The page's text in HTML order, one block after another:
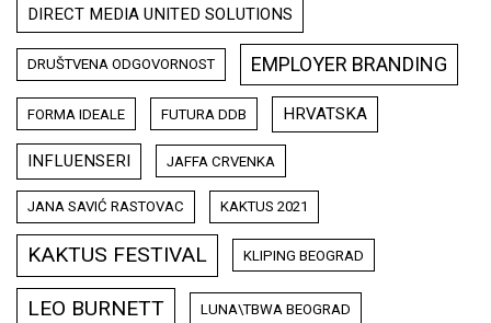
DIRECT MEDIA UNITED SOLUTIONS
DRUŠTVENA ODGOVORNOST EMPLOYER BRANDING
FORMA IDEALE FUTURA DDB HRVATSKA
INFLUENSERI JAFFA CRVENKA
JANA SAVIĆ RASTOVAC KAKTUS 2021
KAKTUS FESTIVAL KLIPING BEOGRAD
LEO BURNETT LUNA\TBWA BEOGRAD